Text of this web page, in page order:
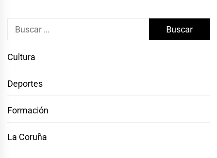
Buscar:
Cultura
Deportes
Formación
La Coruña